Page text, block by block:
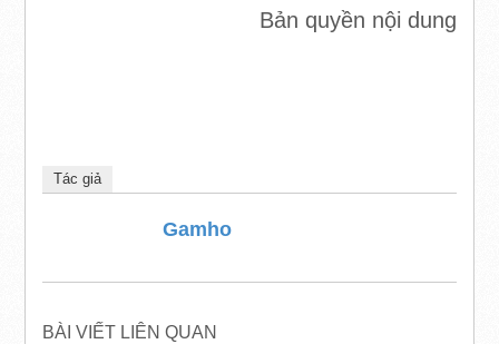
Bản quyền nội dung
Tác giả
Gamho
BÀI VIẾT LIÊN QUAN